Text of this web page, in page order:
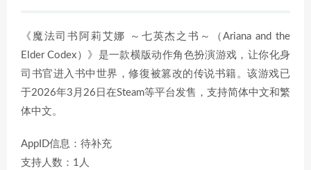
《魔法司书阿莉艾娜 ～七英杰之书～（Ariana and the
Elder Codex）》是一款横版动作角色扮演游戏，让你化身
司书官进入书中世界，修復被篡改的传说书籍。该游戏已
于2026年3月26日在Steam等平台发售，支持简体中文和繁
体中文。
AppID信息：待补充
支持人数：1人